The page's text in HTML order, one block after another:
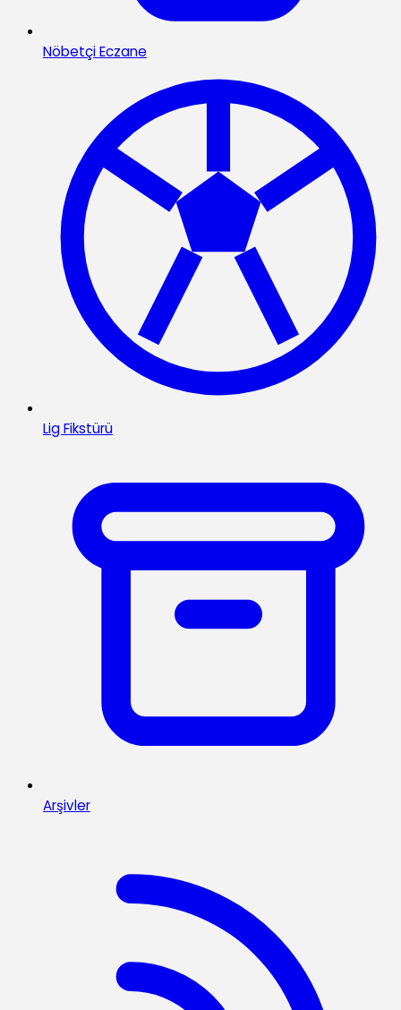
Nöbetçi Eczane
Lig Fikstürü
Arşivler